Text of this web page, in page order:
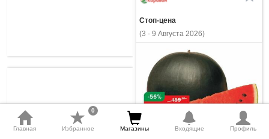
Стоп-цена
(3 - 9 Августа 2026)
Главная Избранное
0
Магазины Входящие Профиль